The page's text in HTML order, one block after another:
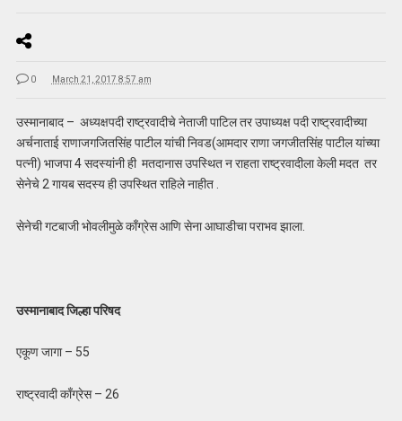
0 March 21, 2017 8:57 am
उस्मानाबाद – अध्यक्षपदी राष्ट्रवादीचे नेताजी पाटिल तर उपाध्यक्ष पदी राष्ट्रवादीच्या
अर्चनाताई राणाजगजितसिंह पाटील यांची निवड(आमदार राणा जगजीतसिंह पाटील यांच्या
पत्नी) भाजपा 4 सदस्यांनी ही मतदानास उपस्थित न राहता राष्ट्रवादीला केली मदत तर
सेनेचे 2 गायब सदस्य ही उपस्थित राहिले नाहीत .
सेनेची गटबाजी भोवलीमुळे काँग्रेस आणि सेना आघाडीचा पराभव झाला.
उस्मानाबाद जिल्हा परिषद
एकूण जागा – 55
राष्ट्रवादी काँग्रेस – 26